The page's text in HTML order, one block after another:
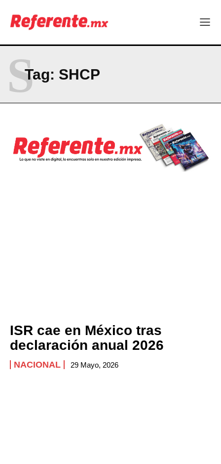
Tag: SHCP
S
ISR cae en México tras
declaración anual 2026
NACIONAL 29 Mayo, 2026